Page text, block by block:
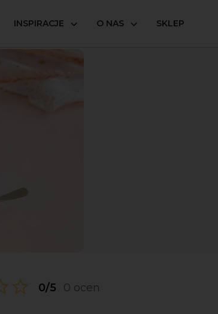
INSPIRACJE O NAS SKLEP
0/5 0 ocen